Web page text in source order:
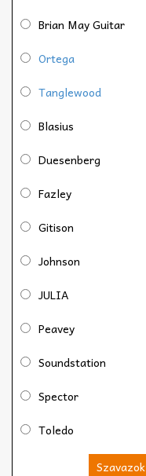
Brian May Guitar
Ortega
Tanglewood
Blasius
Duesenberg
Fazley
Gitison
Johnson
JULIA
Peavey
Soundstation
Spector
Toledo
Szavazok